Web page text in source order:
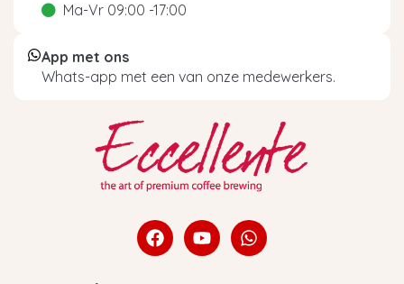
Ma-Vr 09:00 -17:00
App met ons
Whats-app met een van onze medewerkers.